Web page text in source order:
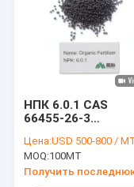
НПК 6.0.1 CAS
66455-26-3
материалы
удобрения
Органические
Цена:USD 500-800 /
MOQ:100MT